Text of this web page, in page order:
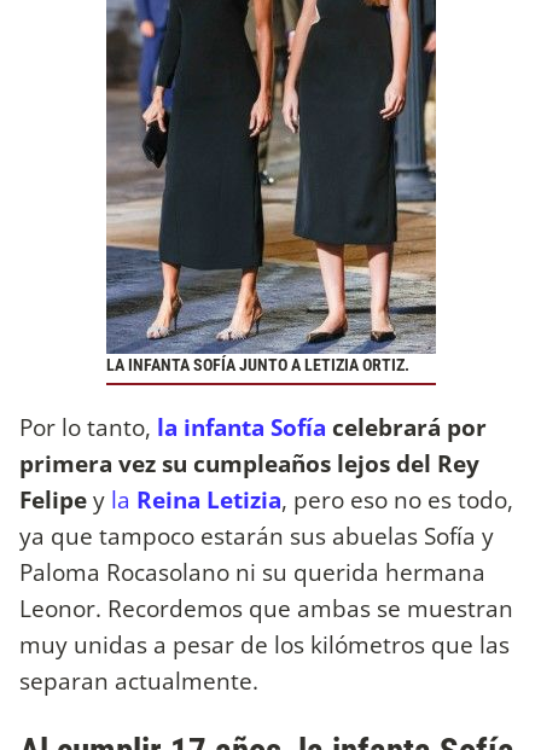
LA INFANTA SOFÍA JUNTO A LETIZIA ORTIZ.
Por lo tanto, la infanta Sofía celebrará por
primera vez su cumpleaños lejos del Rey
Felipey la Reina Letizia, pero eso no es todo,
ya que tampoco estarán sus abuelas Sofía y
Paloma Rocasolano ni su querida hermana
Leonor. Recordemos que ambas se muestran
muy unidas a pesar de los kilómetros que las
separan actualmente.